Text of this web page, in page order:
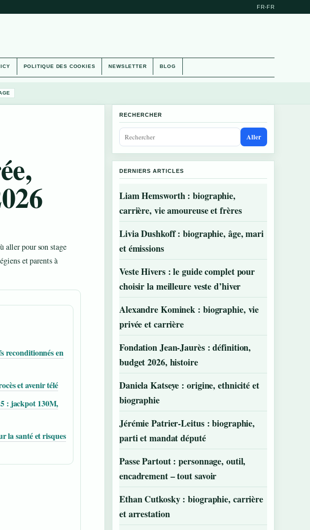
FR-FR
POLITIQUE DES COOKIES NEWSLETTER BLOG
aller pour son stage
et parents à
reconditionnés en
et avenir télé
: jackpot 130M,
la santé et risques
RECHERCHER
Aller
DERNIERS ARTICLES
Liam Hemsworth : biographie,
carrière, vie amoureuse et frères
Livia Dushkoff : biographie, âge, mari
et émissions
Veste Hivers : le guide complet pour
choisir la meilleure veste d’hiver
Alexandre Kominek : biographie, vie
privée et carrière
Fondation Jean-Jaurès : définition,
budget 2026, histoire
Daniela Katseye : origine, ethnicité et
biographie
Jérémie Patrier-Leitus : biographie,
parti et mandat député
Passe Partout : personnage, outil,
encadrement – tout savoir
Ethan Cutkosky : biographie, carrière
et arrestation